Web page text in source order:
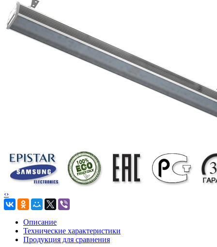
‹›
Описание
Технические характеристики
Продукция для сравнения